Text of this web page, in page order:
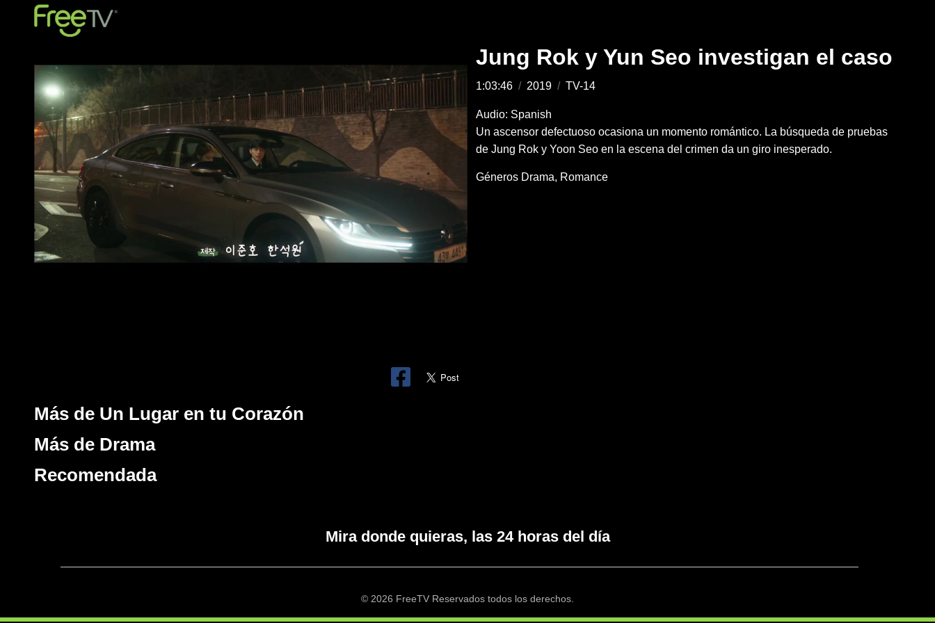
Jung Rok y Yun Seo investigan el caso
1:03:46 / 2019 / TV-14
Audio: Spanish
Un ascensor defectuoso ocasiona un momento romántico. La búsqueda de pruebas
de Jung Rok y Yoon Seo en la escena del crimen da un giro inesperado.
Géneros Drama Romance
Más de Un Lugar en tu Corazón
Más de Drama
Recomendada
Mira donde quieras, las 24 horas del día
© 2026 FreeTV Reservados todos los derechos.